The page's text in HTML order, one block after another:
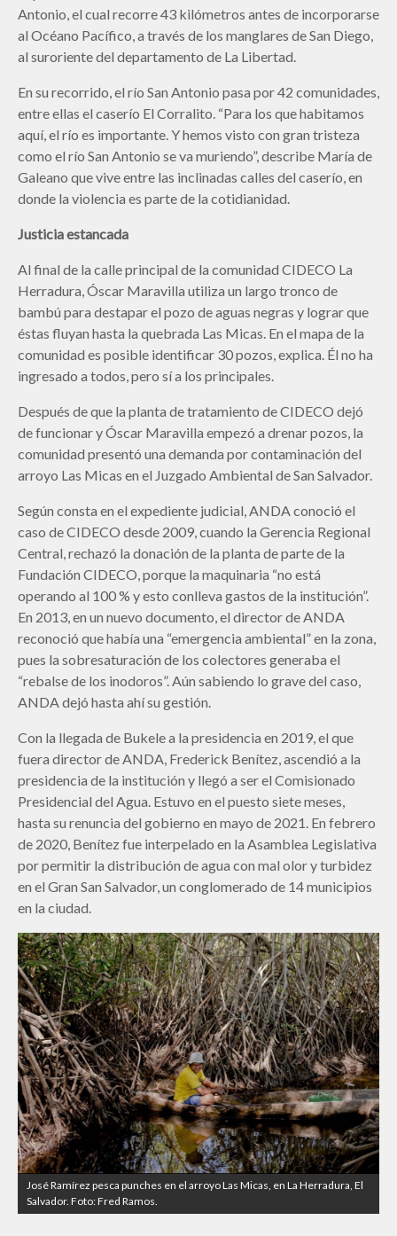
Antonio, el cual recorre 43 kilómetros antes de incorporarse
al Océano Pacífico, a través de los manglares de San Diego,
al suroriente del departamento de La Libertad.
En su recorrido, el río San Antonio pasa por 42 comunidades,
entre ellas el caserío El Corralito. “Para los que habitamos
aquí, el río es importante. Y hemos visto con gran tristeza
como el río San Antonio se va muriendo”, describe María de
Galeano que vive entre las inclinadas calles del caserío, en
donde la violencia es parte de la cotidianidad.
Justicia estancada
Al final de la calle principal de la comunidad CIDECO La
Herradura, Óscar Maravilla utiliza un largo tronco de
bambú para destapar el pozo de aguas negras y lograr que
éstas fluyan hasta la quebrada Las Micas. En el mapa de la
comunidad es posible identificar 30 pozos, explica. Él no ha
ingresado a todos, pero sí a los principales.
Después de que la planta de tratamiento de CIDECO dejó
de funcionar y Óscar Maravilla empezó a drenar pozos, la
comunidad presentó una demanda por contaminación del
arroyo Las Micas en el Juzgado Ambiental de San Salvador.
Según consta en el expediente judicial, ANDA conoció el
caso de CIDECO desde 2009, cuando la Gerencia Regional
Central, rechazó la donación de la planta de parte de la
Fundación CIDECO, porque la maquinaria “no está
operando al 100 % y esto conlleva gastos de la institución”.
En 2013, en un nuevo documento, el director de ANDA
reconoció que había una “emergencia ambiental” en la zona,
pues la sobresaturación de los colectores generaba el
“rebalse de los inodoros”. Aún sabiendo lo grave del caso,
ANDA dejó hasta ahí su gestión.
Con la llegada de Bukele a la presidencia en 2019, el que
fuera director de ANDA, Frederick Benítez, ascendió a la
presidencia de la institución y llegó a ser el Comisionado
Presidencial del Agua. Estuvo en el puesto siete meses,
hasta su renuncia del gobierno en mayo de 2021. En febrero
de 2020, Benítez fue interpelado en la Asamblea Legislativa
por permitir la distribución de agua con mal olor y turbidez
en el Gran San Salvador, un conglomerado de 14 municipios
en la ciudad.
José Ramírez pesca punches en el arroyo Las Micas, en La Herradura, El
Salvador. Foto: Fred Ramos.